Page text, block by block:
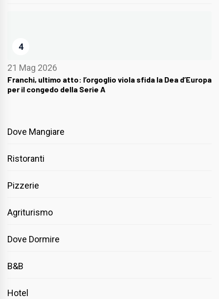
4
21 Mag 2026
Franchi, ultimo atto: l’orgoglio viola sfida la Dea d’Europa
per il congedo della Serie A
Dove Mangiare
Ristoranti
Pizzerie
Agriturismo
Dove Dormire
B&B
Hotel